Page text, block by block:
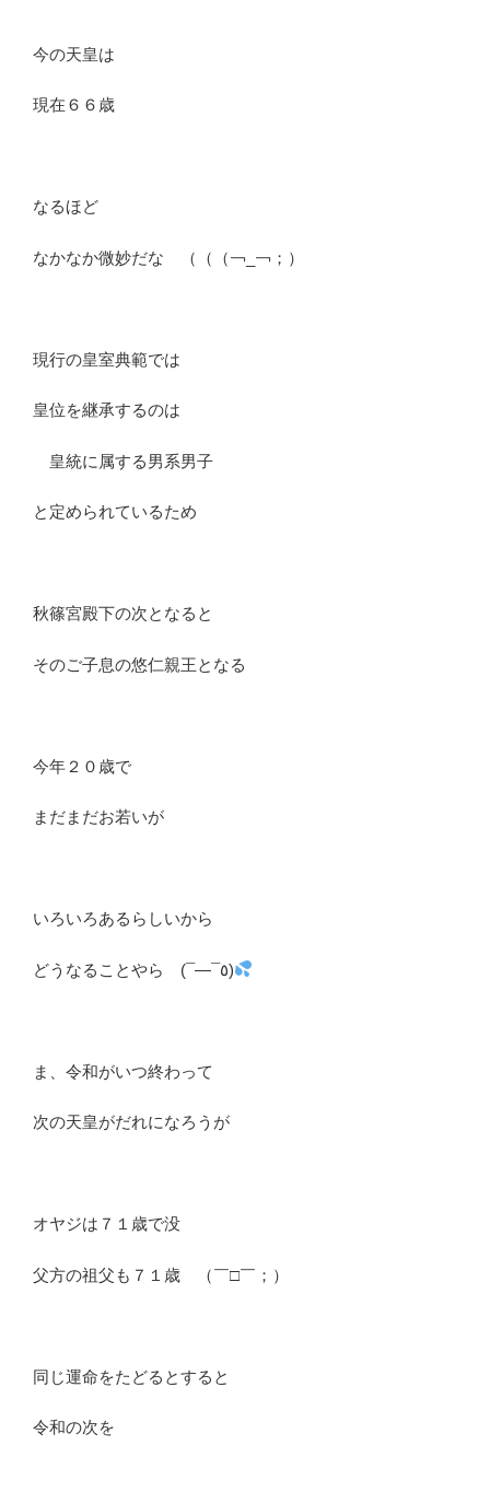
今の天皇は
現在６６歳
なるほど
なかなか微妙だな （（（￢_￢；）
現行の皇室典範では
皇位を継承するのは
皇統に属する男系男子
と定められているため
秋篠宮殿下の次となると
そのご子息の悠仁親王となる
今年２０歳で
まだまだお若いが
いろいろあるらしいから
どうなることやら (¯―¯٥)
ま、令和がいつ終わって
次の天皇がだれになろうが
オヤジは７１歳で没
父方の祖父も７１歳 （￣□￣；）
同じ運命をたどるとすると
令和の次を